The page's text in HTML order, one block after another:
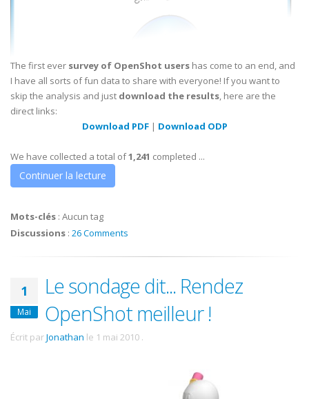
The first ever survey of OpenShot users has come to an end, and
I have all sorts of fun data to share with everyone! If you want to
skip the analysis and just download the results, here are the
direct links:
Download PDF| Download ODP
We have collected a total of1,241 completed ...
Continuer la lecture
Mots-clés : Aucun tag
Discussions : 26 Comments
1
Mai
Le sondage dit... Rendez
OpenShot meilleur !
Écrit parJonathan le 1 mai 2010 .